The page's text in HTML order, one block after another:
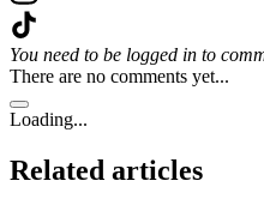
You need to be logged in to
There are no comments yet...
Loading...
Related articles